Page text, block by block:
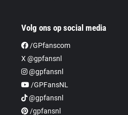
Volg ons op social media
/GPfanscom
X @gpfansnl
@gpfansnl
/GPFansNL
@gpfansnl
/gpfansnl